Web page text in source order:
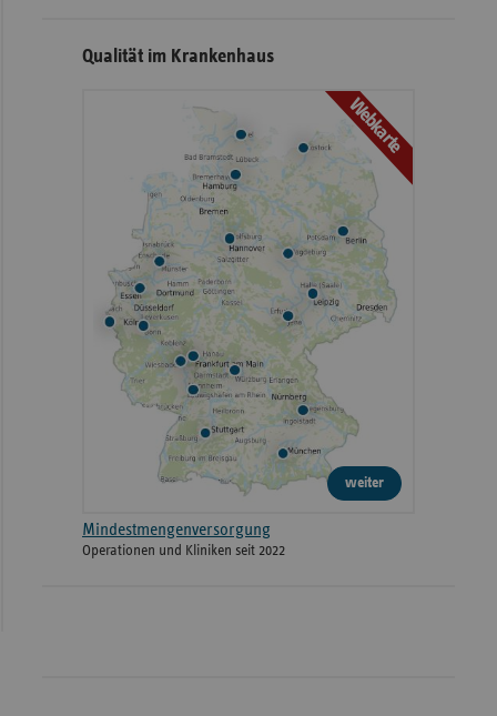
Qualität im Krankenhaus
Webkarte
weiter
Mindestmengenversorgung
Operationen und Kliniken seit 2022